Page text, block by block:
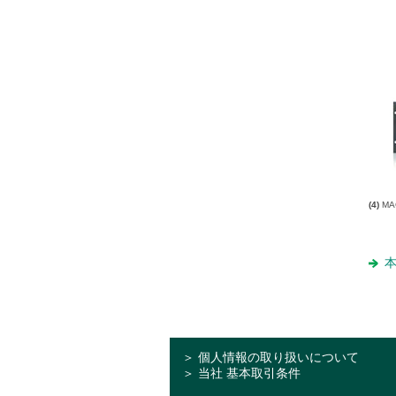
(4)
＞ 個人情報の取り扱いについて
＞ 当社 基本取引条件